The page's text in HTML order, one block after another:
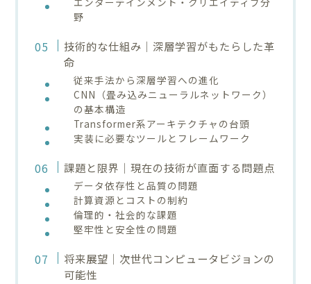
野
技術的な仕組み｜深層学習がもたらした革
命
従来手法から深層学習への進化
CNN（畳み込みニューラルネットワーク）
の基本構造
Transformer系アーキテクチャの台頭
実装に必要なツールとフレームワーク
課題と限界｜現在の技術が直面する問題点
データ依存性と品質の問題
計算資源とコストの制約
倫理的・社会的な課題
堅牢性と安全性の問題
将来展望｜次世代コンピュータビジョンの
可能性